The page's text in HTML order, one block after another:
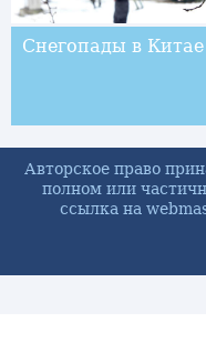
Снегопады в Китае
Авторское право
полном или
ссылка на